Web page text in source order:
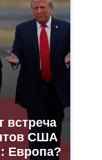
встреча
США
Европа?